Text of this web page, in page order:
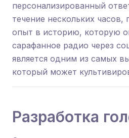
персонализированный
течение нескольких часов,
опыт в историю, которую
сарафанное радио через
является одним из самых
который может
Разработка